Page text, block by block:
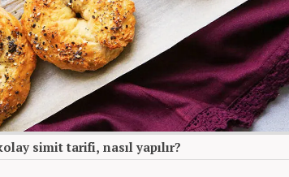
simit tarifi, nasıl yapılır?